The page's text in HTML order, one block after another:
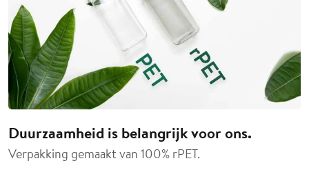
Duurzaamheid is belangrijk voor ons.
Verpakking gemaakt van 100% rPET.